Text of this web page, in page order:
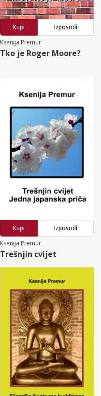
Kupi
Izposodi
Ksenija Premur
Tko je Roger Moore?
Kupi
Izposodi
Ksenija Premur
Trešnjin cvijet